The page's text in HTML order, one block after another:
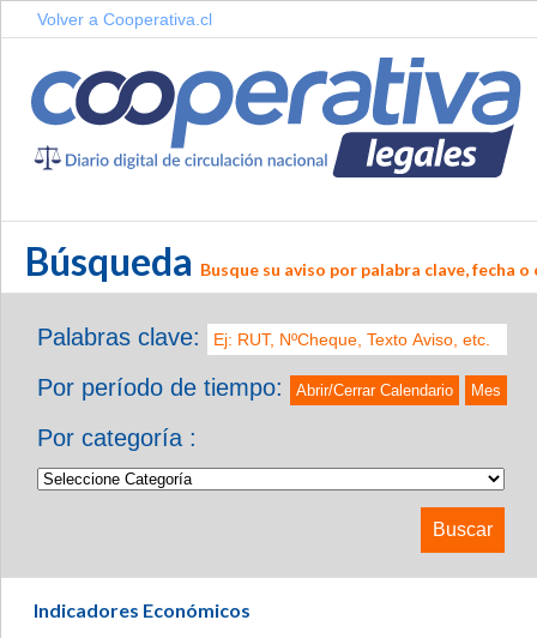
Volver a Cooperativa.cl
Búsqueda Busque su aviso por palabra clave, fecha
Palabras clave:
Por período de tiempo:
Abrir/Cerrar Calendario Mes
Por categoría :
Indicadores Económicos